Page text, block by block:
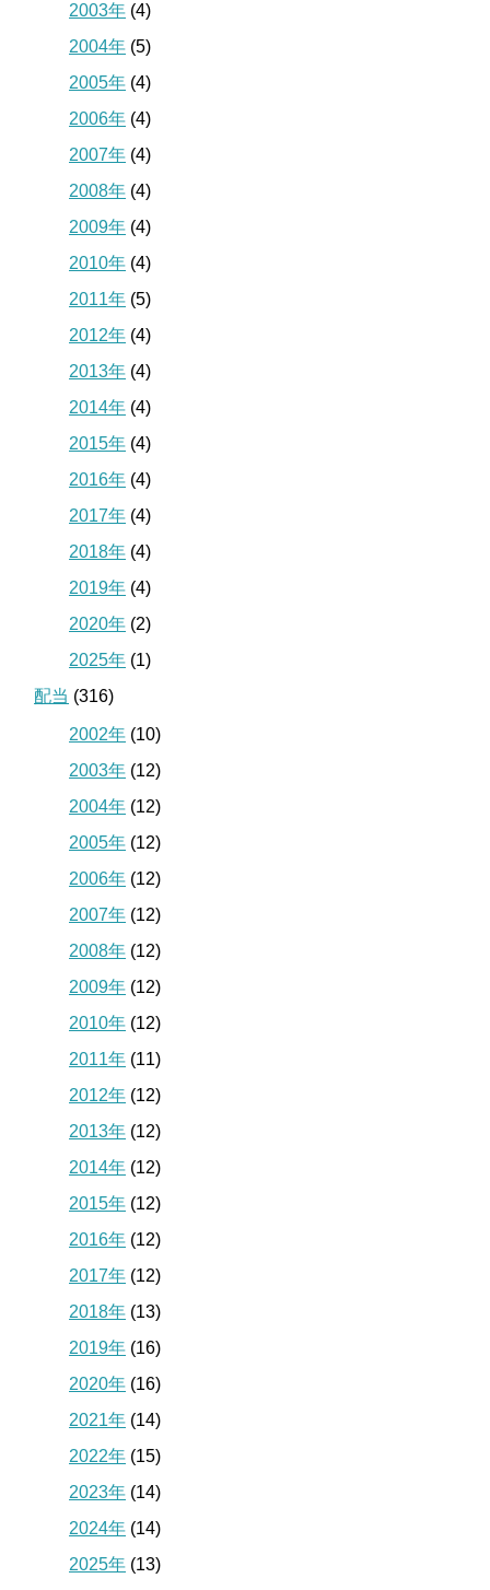
2003年 (4)
2004年 (5)
2005年 (4)
2006年 (4)
2007年 (4)
2008年 (4)
2009年 (4)
2010年 (4)
2011年 (5)
2012年 (4)
2013年 (4)
2014年 (4)
2015年 (4)
2016年 (4)
2017年 (4)
2018年 (4)
2019年 (4)
2020年 (2)
2025年 (1)
配当 (316)
2002年 (10)
2003年 (12)
2004年 (12)
2005年 (12)
2006年 (12)
2007年 (12)
2008年 (12)
2009年 (12)
2010年 (12)
2011年 (11)
2012年 (12)
2013年 (12)
2014年 (12)
2015年 (12)
2016年 (12)
2017年 (12)
2018年 (13)
2019年 (16)
2020年 (16)
2021年 (14)
2022年 (15)
2023年 (14)
2024年 (14)
2025年 (13)